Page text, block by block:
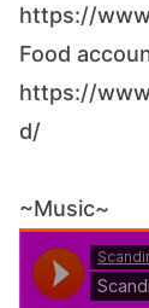
https://
Food
https://
d/
~Music~